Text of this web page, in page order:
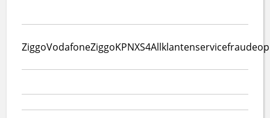
ZiggoVodafoneZiggoKPNXS4Allklantenservicefraude